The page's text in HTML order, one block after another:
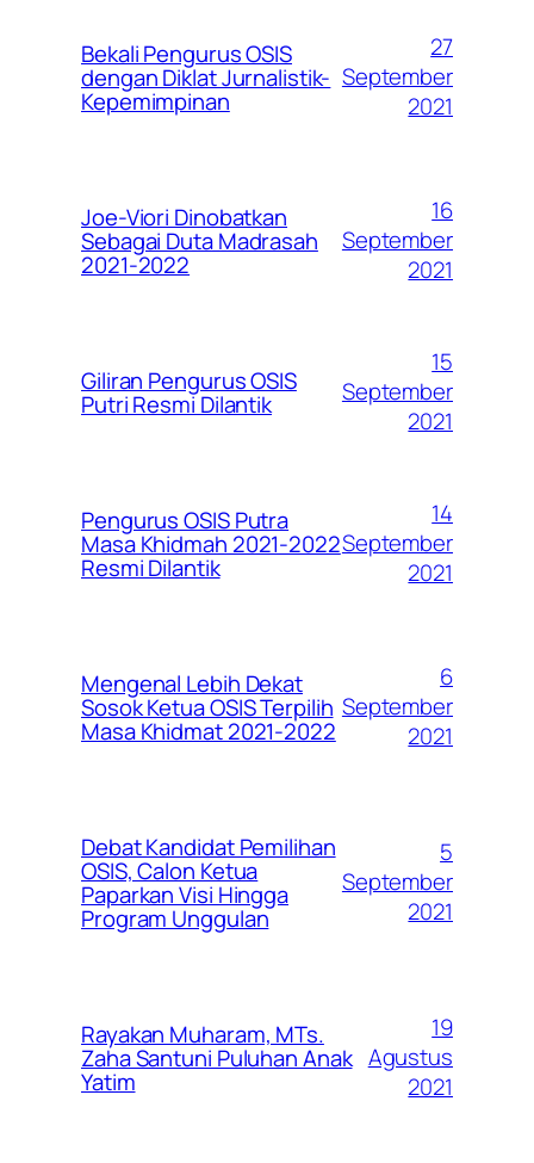
Bekali Pengurus OSIS
dengan Diklat Jurnalistik-
Kepemimpinan
27
September
2021
Joe-Viori Dinobatkan
Sebagai Duta Madrasah
2021-2022
16
September
2021
Giliran Pengurus OSIS
Putri Resmi Dilantik
15
September
2021
Pengurus OSIS Putra
Masa Khidmah 2021-2022
Resmi Dilantik
14
September
2021
Mengenal Lebih Dekat
Sosok Ketua OSIS Terpilih
Masa Khidmat 2021-2022
6
September
2021
Debat Kandidat Pemilihan
OSIS, Calon Ketua
Paparkan Visi Hingga
Program Unggulan
5
September
2021
Rayakan Muharam, MTs.
Zaha Santuni Puluhan Anak
Yatim
19
Agustus
2021